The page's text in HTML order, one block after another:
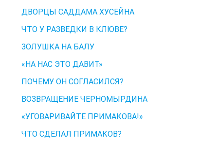
ДВОРЦЫ САДДАМА ХУСЕЙНА
ЧТО У РАЗВЕДКИ В КЛЮВЕ?
ЗОЛУШКА НА БАЛУ
«НА НАС ЭТО ДАВИТ»
ПОЧЕМУ ОН СОГЛАСИЛСЯ?
ВОЗВРАЩЕНИЕ ЧЕРНОМЫРДИНА
«УГОВАРИВАЙТЕ ПРИМАКОВА!»
ЧТО СДЕЛАЛ ПРИМАКОВ?